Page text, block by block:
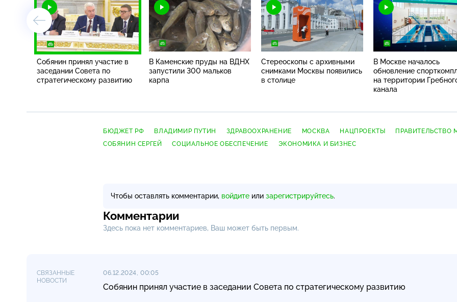
Собянин принял участие в
заседании Совета по
стратегическому развитию
В Каменские пруды на ВДНХ
запустили 300 мальков
карпа
Стереоскопы с архивными
снимками Москвы появились
в столице
В Москве началось
обновление
на территории
канала
БЮДЖЕТ РФ ВЛАДИМИР ПУТИН ЗДРАВООХРАНЕНИЕ МОСКВА НАЦПРОЕКТЫ
ПРАВИТЕЛЬСТВО
СОБЯНИН СЕРГЕЙ
СОЦИАЛЬНОЕ ОБЕСПЕЧЕНИЕ ЭКОНОМИКА И БИЗНЕС
Чтобы оставлять комментарии, войдите или зарегистрируйтесь.
Комментарии
Здесь пока нет комментариев, Ваш может быть первым.
СВЯЗАННЫЕ
НОВОСТИ
06.12.2024, 00:05
Собянин принял участие в заседании Совета по стратегическому развитию